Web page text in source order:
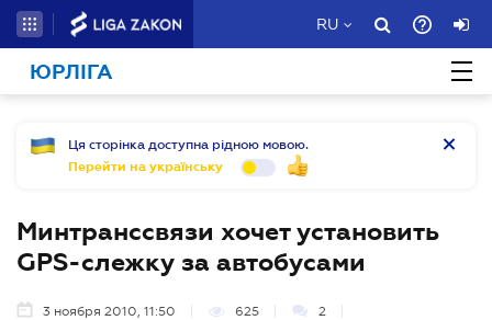
RU
ЮРЛІГА
Ця сторінка доступна рідною мовою.
Перейти на українську
Минтранссвязи хочет установить
GPS-слежку за автобусами
3 ноября 2010, 11:50 625 2